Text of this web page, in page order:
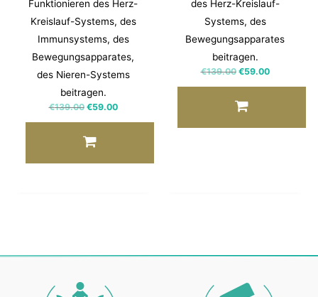
Funktionieren des Herz-
Kreislauf-Systems, des
Immunsystems, des
Bewegungsapparates,
des Nieren-Systems
beitragen.
€139.00 €59.00
des Herz-Kreislauf-
Systems, des
Bewegungsapparates
beitragen.
€139.00 €59.00